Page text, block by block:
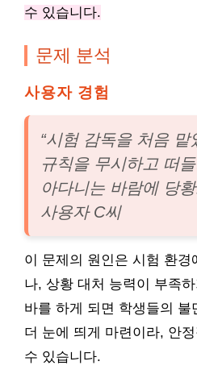
수 있습니다.
문제 분석
사용자 경험
“시험 감독을 처음
규칙을 무시하고 떠
아다니는 바람에 당
사용자 C씨
이 문제의 원인은 시험 환경
나, 상황 대처 능력이 부족
바를 하게 되면 학생들의 불
더 눈에 띄게 마련이라, 안
수 있습니다.